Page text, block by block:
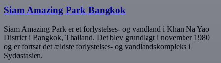
Siam Amazing Park Bangkok
Siam Amazing Park er et forlystelses- og vandland i Khan Na Yao
District i Bangkok, Thailand. Det blev grundlagt i november 1980
og er fortsat det ældste forlystelses- og vandlandskompleks i
Sydøstasien.